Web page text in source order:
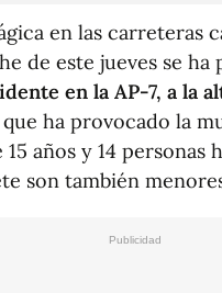
en las carreteras
de este jueves se
en la AP-7, a la
que ha provocado la
años y 14 personas
son también